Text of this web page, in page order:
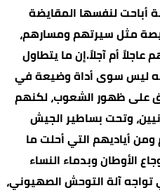
أباحت لنفسها المقايضة
مثل سيرتهم ومسارهم،
أم آجلاً.إن ما يتطاول
ليس سوى أداة وضيعة في
على ظهور الشعوب، لكنهم
وتحت بساطير الجيش
أياديهم التي أحلت ما
الأوطان وبدماء النساء
تواجه آلة التوحش الصهيوني،